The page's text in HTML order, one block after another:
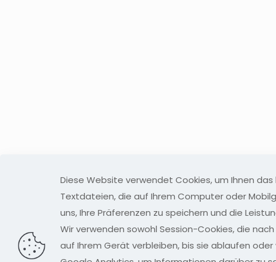
Diese Website verwendet Cookies, um Ihnen
Textdateien, die auf Ihrem Computer oder
uns, Ihre Präferenzen zu speichern und die
Wir verwenden sowohl Session-Cookies, die
auf Ihrem Gerät verbleiben, bis sie ablaufen